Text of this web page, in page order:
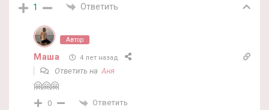
1 Ответить
Автор
Маша 4 лет назад
Ответить наАня
🤗🤗🤗
0 Ответить